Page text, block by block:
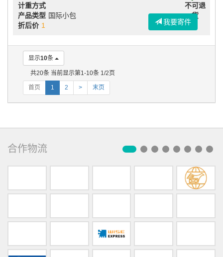
计重方式
产品类型 国际小包
不可退
货
折后价 1 我要寄件
显示10条
共20条 当前显示第1-10条 1/2页
首页 1 2 > 末页
合作物流